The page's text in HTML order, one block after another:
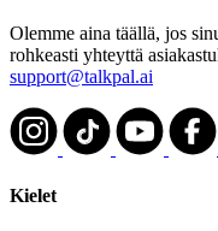
Olemme aina täällä, jos
rohkeasti yhteyttä
support@talkpal.ai
Kielet